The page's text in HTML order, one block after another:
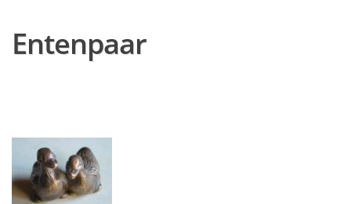
Entenpaar